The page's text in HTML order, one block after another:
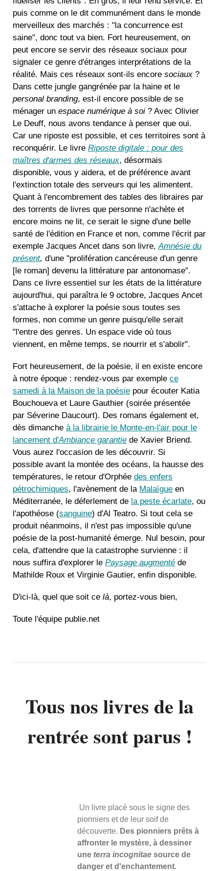
puis comme on le dit communément dans le monde
merveilleux des marchés : "la concurrence est
saine", donc tout va bien. Fort heureusement, on
peut encore se servir des réseaux sociaux pour
signaler ce genre d'étranges interprétations de la
réalité. Mais ces réseaux sont-ils encore sociaux ?
Dans cette jungle gangrénée par la haine et le
personal branding, est-il encore possible de se
ménager un espace numérique à soi ? Avec Olivier
Le Deuff, nous avons tendance à penser que oui.
Car une riposte est possible, et ces territoires sont à
reconquérir. Le livre Riposte digitale : pour des
maîtres d'armes des réseaux, désormais
disponible, vous y aidera, et de préférence avant
l'extinction totale des serveurs qui les alimentent.
Quant à l'encombrement des tables des libraires par
des torrents de livres que personne n'achète et
encore moins ne lit, ce serait le signe d'une belle
santé de l'édition en France et non, comme l'écrit par
exemple Jacques Ancet dans son livre,Amnésie du
présent, d'une "prolifération cancéreuse d'un genre
[le roman] devenu la littérature par antonomase".
Dans ce livre essentiel sur les états de la littérature
aujourd'hui, qui paraîtra le 9 octobre, Jacques Ancet
s'attache à explorer la poésie sous toutes ses
formes, non comme un genre puisqu'elle serait
"l'entre des genres. Un espace vide où tous
viennent, en même temps, se nourrir et s'abolir".
Fort heureusement, de la poésie, il en existe encore
à notre époque : rendez-vous par exemple ce
samedi à la Maison de la poésie pour écouter Katia
Bouchoueva et Laure Gauthier (soirée présentée
par Séverine Daucourt). Des romans également et,
dès dimanche à la librairie le Monte-en-l'air pour le
lancement d'Ambiance garantie de Xavier Briend.
Vous aurez l'occasion de les découvrir. Si
possible avant la montée des océans, la hausse des
températures, le retour d'Orphée des enfers
pétrochimiques, l'avènement de la Malaïgue en
Méditerranée, le déferlement de la peste écarlate, ou
l'apothéose (sanguine) d'Al Teatro. Si tout cela se
produit néanmoins, il n'est pas impossible qu'une
poésie de la post-humanité émerge. Nul besoin, pour
cela, d'attendre que la catastrophe survienne : il
nous suffira d'explorer le Paysage augmenté de
Mathilde Roux et Virginie Gautier, enfin disponible.
D'ici-là, quel que soit ce là, portez-vous bien,
Toute l'équipe publie.net
Tous nos livres de la
rentrée sont parus !
Un livre placé sous le signe des
pionniers et de leur soif de
découverte. Des pionniers prêts à
affronter le mystère, à dessiner
une terra incognitae source de
danger et d'enchantement.